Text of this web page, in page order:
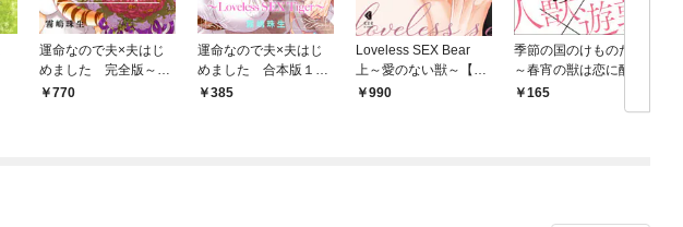
運命なので夫×夫はじ
めました 完全版～Lo
veless SEX Tiger～
770
運命なので夫×夫はじ
めました 合本版１～
Loveless SEX Tiger～
385
Loveless SEX Bear
上～愛のない獣～【単
行本版】【特典ペーパ
990
季節の国のけものたち
～春宵の獣は恋に酔う
～ 分冊版 1
165